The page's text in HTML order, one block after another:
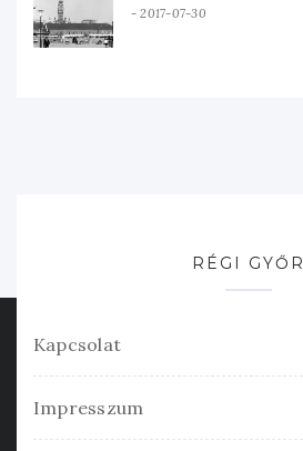
2017-07-30
RÉGI GYŐR
Kapcsolat
Impresszum